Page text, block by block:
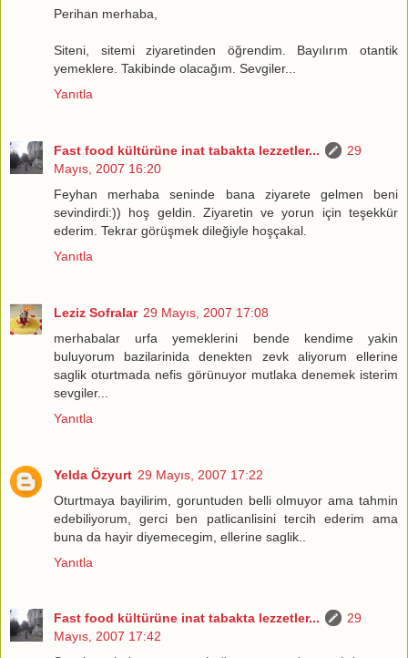
Perihan merhaba,
Siteni, sitemi ziyaretinden öğrendim. Bayılırım otantik
yemeklere. Takibinde olacağım. Sevgiler...
Yanıtla
Fast food kültürüne inat tabakta lezzetler...
29
Mayıs, 2007 16:20
Feyhan merhaba seninde bana ziyarete gelmen beni
sevindirdi:)) hoş geldin. Ziyaretin ve yorun için teşekkür
ederim. Tekrar görüşmek dileğiyle hoşçakal.
Yanıtla
Leziz Sofralar 29 Mayıs, 2007 17:08
merhabalar urfa yemeklerini bende kendime yakin
buluyorum bazilarinida denekten zevk aliyorum ellerine
saglik oturtmada nefis görünuyor mutlaka denemek isterim
sevgiler...
Yanıtla
Yelda Özyurt 29 Mayıs, 2007 17:22
Oturtmaya bayilirim, goruntuden belli olmuyor ama tahmin
edebiliyorum, gerci ben patlicanlisini tercih ederim ama
buna da hayir diyemecegim, ellerine saglik..
Yanıtla
Fast food kültürüne inat tabakta lezzetler...
29
Mayıs, 2007 17:42